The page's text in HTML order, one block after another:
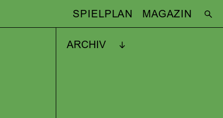
SPIELPLAN MAGAZIN
ARCHIV